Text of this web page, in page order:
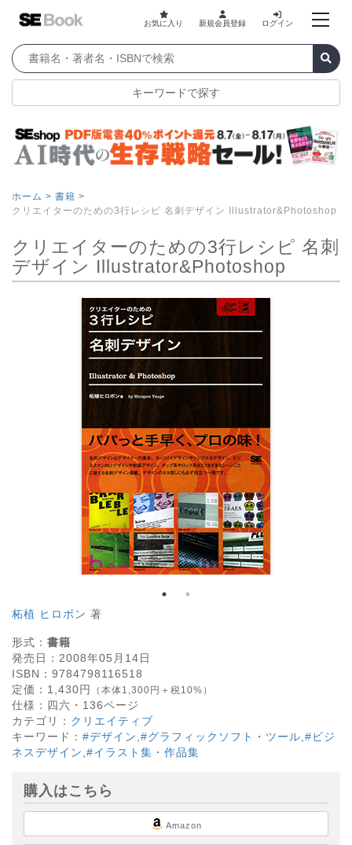
お気に入り 新規会員登録 ログイン
キーワードで探す
ホーム > 書籍 >
クリエイターのための3行レシピ 名刺デザイン Illustrator&Photoshop
クリエイターのための3行レシピ 名刺
デザイン Illustrator&Photoshop
柘植 ヒロポン 著
形式： 書籍
発売日： 2008年05月14日
ISBN： 9784798116518
定価： 1,430円 （本体1,300円＋税10%）
仕様： 四六・ 136ページ
カテゴリ： クリエイティブ
キーワード： #デザイン #グラフィックソフト・ツール #ビジ
ネスデザイン #イラスト集・作品集
購入はこちら
Amazon